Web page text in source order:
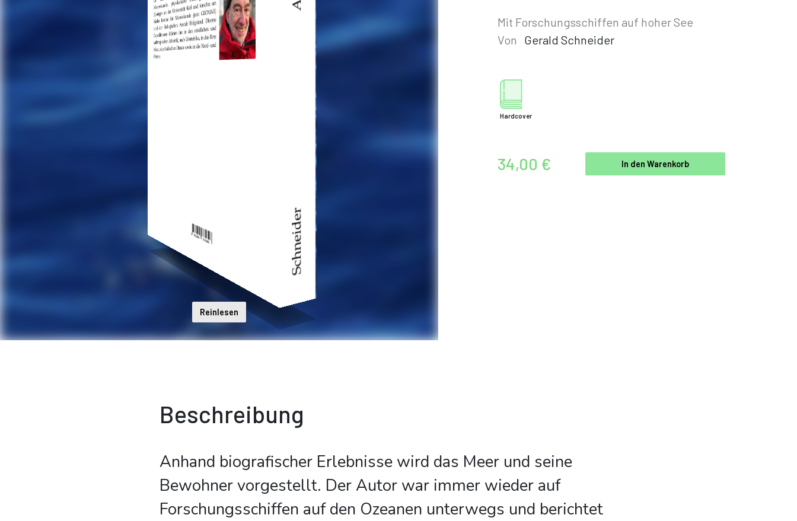
Reinlesen
Mit Forschungsschiffen auf hoher See
Von
Gerald Schneider
Hardcover
34,00 € In den Warenkorb
Beschreibung
Anhand biografischer Erlebnisse wird das Meer und seine
Bewohner vorgestellt. Der Autor war immer wieder auf
Forschungsschiffen auf den Ozeanen unterwegs und berichtet